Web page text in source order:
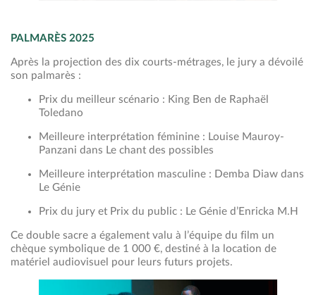
PALMARÈS 2025
Après la projection des dix courts-métrages, le jury a dévoilé
son palmarès :
Prix du meilleur scénario : King Ben de Raphaël
Toledano
Meilleure interprétation féminine : Louise Mauroy-
Panzani dans Le chant des possibles
Meilleure interprétation masculine : Demba Diaw dans
Le Génie
Prix du jury et Prix du public : Le Génie d’Enricka M.H
Ce double sacre a également valu à l’équipe du film un
chèque symbolique de 1 000 €, destiné à la location de
matériel audiovisuel pour leurs futurs projets.